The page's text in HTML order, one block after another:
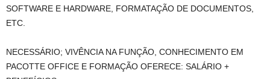
SOFTWARE E HARDWARE, FORMATAÇÃO DE DOCUMENTOS,
ETC.
NECESSÁRIO; VIVÊNCIA NA FUNÇÃO, CONHECIMENTO EM
PACOTTE OFFICE E FORMAÇÃO OFERECE: SALÁRIO +